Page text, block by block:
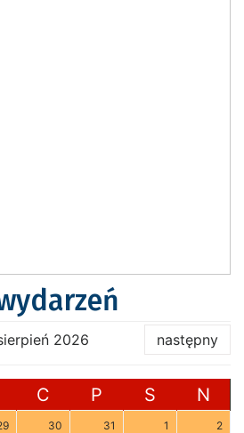
2026 następny
C P S N
30 31 1 2